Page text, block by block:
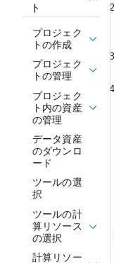
ト
プロジェク
トの作成
プロジェク
トの管理
プロジェク
ト内の資産
の管理
データ資産
のダウンロ
ード
ツールの選
択
ツールの計
算リソース
の選択
計算リソー